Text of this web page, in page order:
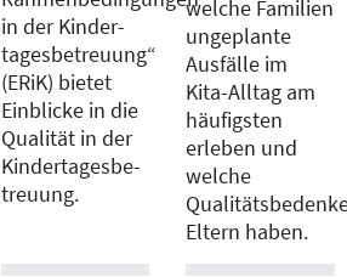
in der Kinder­
tagesbetreuung“
(ERiK) bietet
Einblicke in die
Qualität in der
Kindertagesbe­
treuung.
welche Familien
ungeplante
Ausfälle im
Kita-Alltag am
häufigsten
erleben und
welche
Eltern haben.